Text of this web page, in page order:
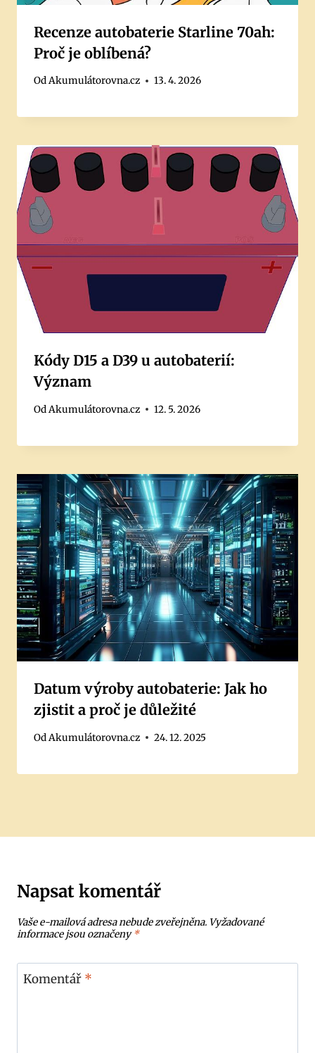
Recenze autobaterie Starline 70ah:
Proč je oblíbená?
OdAkumulátorovna.cz 13. 4. 2026
Kódy D15 a D39 u autobaterií:
Význam
OdAkumulátorovna.cz 12. 5. 2026
Datum výroby autobaterie: Jak ho
zjistit a proč je důležité
OdAkumulátorovna.cz 24. 12. 2025
Napsat komentář
Vaše e-mailová adresa nebude zveřejněna. Vyžadované
informace jsou označeny*
Komentář *